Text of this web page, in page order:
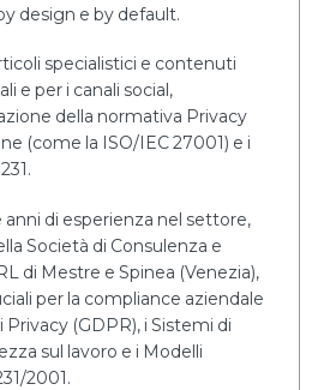
design e by default.
specialistici e contenuti
e per i canali social,
della normativa Privacy
(come la ISO/IEC 27001) e i
di esperienza nel settore,
Società di Consulenza e
di Mestre e Spinea (Venezia),
per la compliance aziendale
(GDPR), i Sistemi di
sul lavoro e i Modelli
2001.